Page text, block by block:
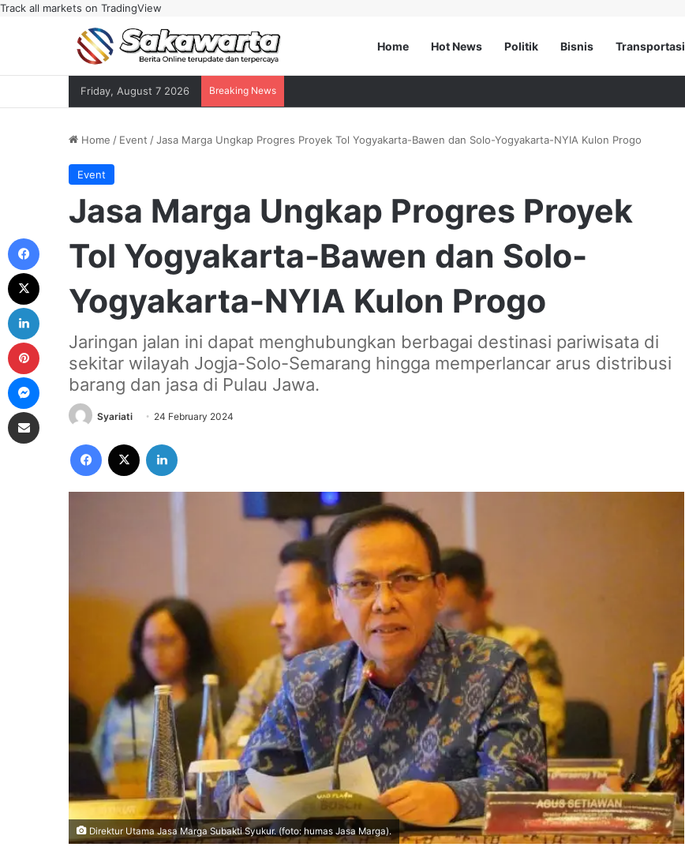
Track all markets on TradingView
Home Hot News Politik Bisnis Transportasi
Friday, August 7 2026 Breaking News
Home / Event /Jasa Marga Ungkap Progres Proyek Tol Yogyakarta-Bawen dan Solo-Yogyakarta-NYIA Kulon Progo
Event
Jasa Marga Ungkap Progres Proyek
Tol Yogyakarta-Bawen dan Solo-
Yogyakarta-NYIA Kulon Progo
Jaringan jalan ini dapat menghubungkan berbagai destinasi pariwisata di
sekitar wilayah Jogja-Solo-Semarang hingga memperlancar arus distribusi
barang dan jasa di Pulau Jawa.
Syariati 24 February 2024
Facebook
Direktur Utama Jasa Marga Subakti Syukur. (foto: humas Jasa Marga).
LinkedIn
Pinterest
Messenger